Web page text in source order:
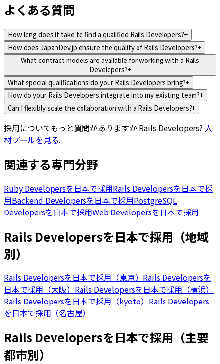
よくある質問
How long does it take to find a qualified Rails Developers?+
How does JapanDev.jp ensure the quality of Rails Developers?+
What contract models are available for working with a Rails
Developers?+
What special qualifications do your Rails Developers bring?+
How do your Rails Developers integrate into my existing team?+
Can I flexibly scale the collaboration with a Rails Developers?+
採用についてもっと質問がありますか Rails Developers? 人
材プールを見る.
関連する専門分野
Ruby Developersを日本で採用Rails Developersを日本で採
用Backend Developersを日本で採用PostgreSQL
Developersを日本で採用Web Developersを日本で採用
Rails Developersを日本で採用（地域
別）
Rails Developersを日本で採用（東京） Rails Developersを
日本で採用（大阪） Rails Developersを日本で採用（横浜）
Rails Developersを日本で採用（kyoto） Rails Developers
を日本で採用（名古屋）
Rails Developersを日本で採用（主要
都市別）